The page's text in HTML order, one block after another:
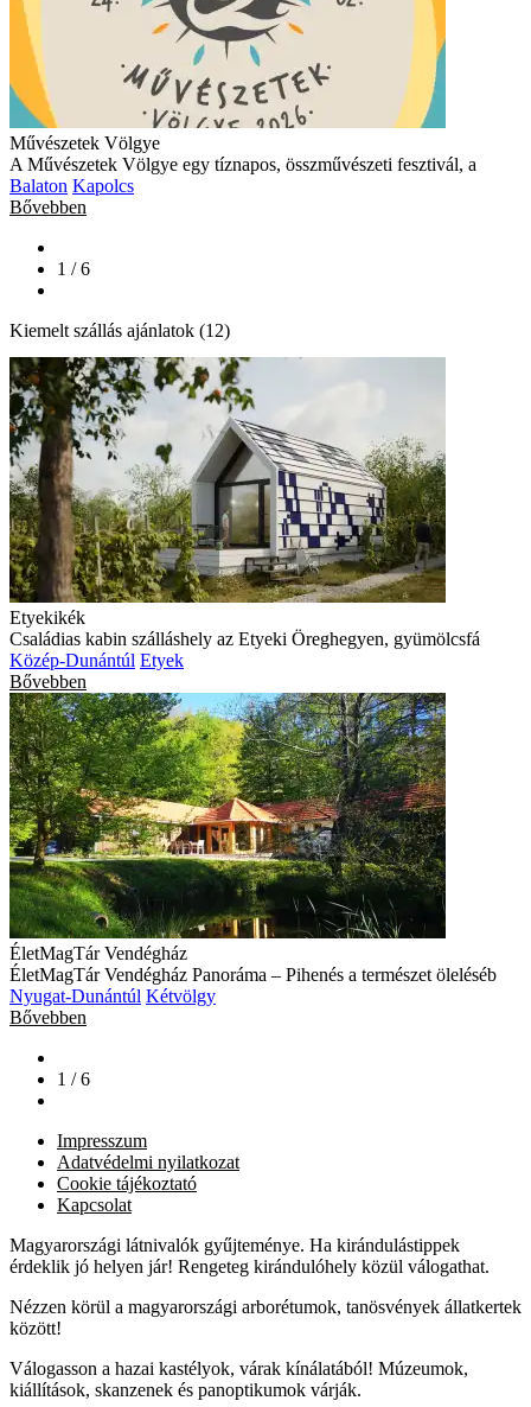
Művészetek Völgye
A Művészetek Völgye egy tíznapos, összművészeti fesztivál, a
Balaton Kapolcs
Bővebben
1 / 6
Kiemelt szállás ajánlatok (12)
Etyekikék
Családias kabin szálláshely az Etyeki Öreghegyen, gyümölcsfá
Közép-Dunántúl Etyek
Bővebben
ÉletMagTár Vendégház
ÉletMagTár Vendégház Panoráma – Pihenés a természet öleléséb
Nyugat-Dunántúl Kétvölgy
Bővebben
1 / 6
Impresszum
Adatvédelmi nyilatkozat
Cookie tájékoztató
Kapcsolat
Magyarországi látnivalók gyűjteménye. Ha kirándulástippek
érdeklik jó helyen jár! Rengeteg kirándulóhely közül válogathat.
Nézzen körül a magyarországi arborétumok, tanösvények állatkertek
között!
Válogasson a hazai kastélyok, várak kínálatából! Múzeumok,
kiállítások, skanzenek és panoptikumok várják.